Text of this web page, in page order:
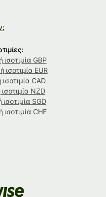
ισοτιμία GBP
ισοτιμία EUR
ισοτιμία CAD
ισοτιμία NZD
ισοτιμία SGD
ισοτιμία CHF